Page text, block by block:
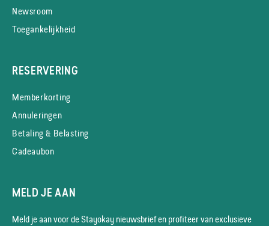
Newsroom
Toegankelijkheid
RESERVERING
Memberkorting
Annuleringen
Betaling & Belasting
Cadeaubon
MELD JE AAN
Meld je aan voor de Stayokay nieuws­brief en profiteer van exclusieve